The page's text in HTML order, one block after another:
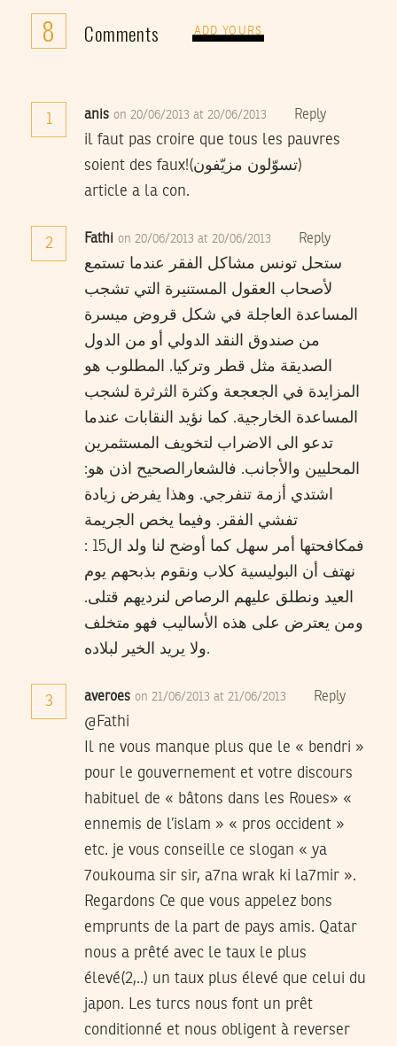
8 Comments ADD YOURS
anis on 20/06/2013 at 20/06/2013 Reply
il faut pas croire que tous les pauvres
soient des faux!(تسوّلون مزيّفون)
article a la con.
2 Fathi on 20/06/2013 at 20/06/2013 Reply
ستحل تونس مشاكل الفقر عندما تستمع
لأصحاب العقول المستنيرة التي تشجب
المساعدة العاجلة في شكل قروض ميسرة
من صندوق النقد الدولي أو من الدول
الصديقة مثل قطر وتركيا. المطلوب هو
المزايدة في الجعجعة وكثرة الثرثرة لشجب
المساعدة الخارجية. كما نؤيد النقابات عندما
تدعو الى الاضراب لتخويف المستثمرين
المحليين والأجانب. فالشعارالصحيح اذن هو:
اشتدي أزمة تنفرجي. وهذا يفرض زيادة
تفشي الفقر. وفيما يخص الجريمة
فمكافحتها أمر سهل كما أوضح لنا ولد ال15 :
نهتف أن البوليسية كلاب ونقوم بذبحهم يوم
العيد ونطلق عليهم الرصاص لنرديهم قتلى.
ومن يعترض على هذه الأساليب فهو متخلف
ولا يريد الخير لبلاده.
3 averoes on 21/06/2013 at 21/06/2013 Reply
@Fathi
Il ne vous manque plus que le « bendri »
pour le gouvernement et votre discours
habituel de « bâtons dans les Roues» «
ennemis de l’islam » « pros occident »
etc. je vous conseille ce slogan « ya
7oukouma sir sir, a7na wrak ki la7mir ».
Regardons Ce que vous appelez bons
emprunts de la part de pays amis. Qatar
nous a prêté avec le taux le plus
élevé(2,..) un taux plus élevé que celui du
japon. Les turcs nous font un prêt
conditionné et nous obligent à reverser